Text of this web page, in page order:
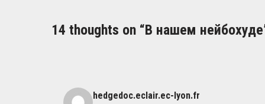
14 thoughts on “В нашем
hedgedoc.eclair.ec-lyon.fr